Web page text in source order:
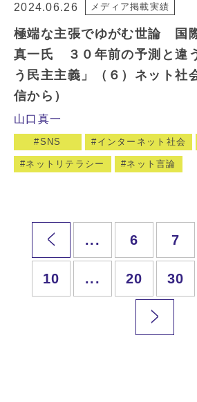
2024.06.26 メディア掲載実績
極端な主張でゆがむ世論 国
真一氏 ３０年前の予測と違
う民主主義」（６）ネット社
信から）
山口真一
SNS インターネット社会
ネットリテラシー ネット言論
... 6 7
10 ... 20 30